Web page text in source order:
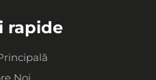
rapide